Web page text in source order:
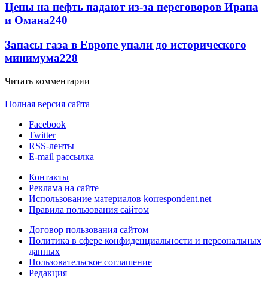
Цены на нефть падают из-за переговоров Ирана
и Омана240
Запасы газа в Европе упали до исторического
минимума228
Читать комментарии
Полная версия сайта
Facebook
Twitter
RSS-ленты
E-mail рассылка
Контакты
Реклама на сайте
Использование материалов korrespondent.net
Правила пользования сайтом
Договор пользования сайтом
Политика в сфере конфиденциальности и персональных
данных
Пользовательское соглашение
Редакция